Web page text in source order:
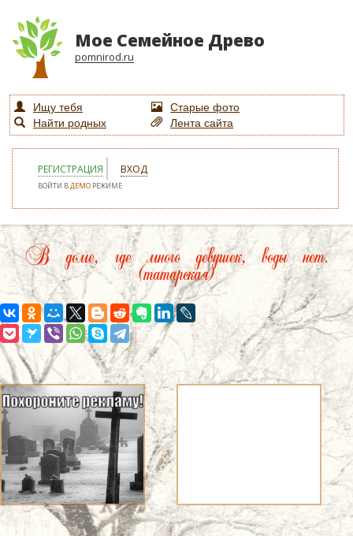
Мое Семейное Древо
pomnirod.ru
Ищу тебя
Старые фото
Найти родных
Лента сайта
РЕГИСТРАЦИЯ ВХОД
ВОЙТИ ВДЕМО РЕЖИМЕ
В доме, где много девушек, воды нет.
(татарская)